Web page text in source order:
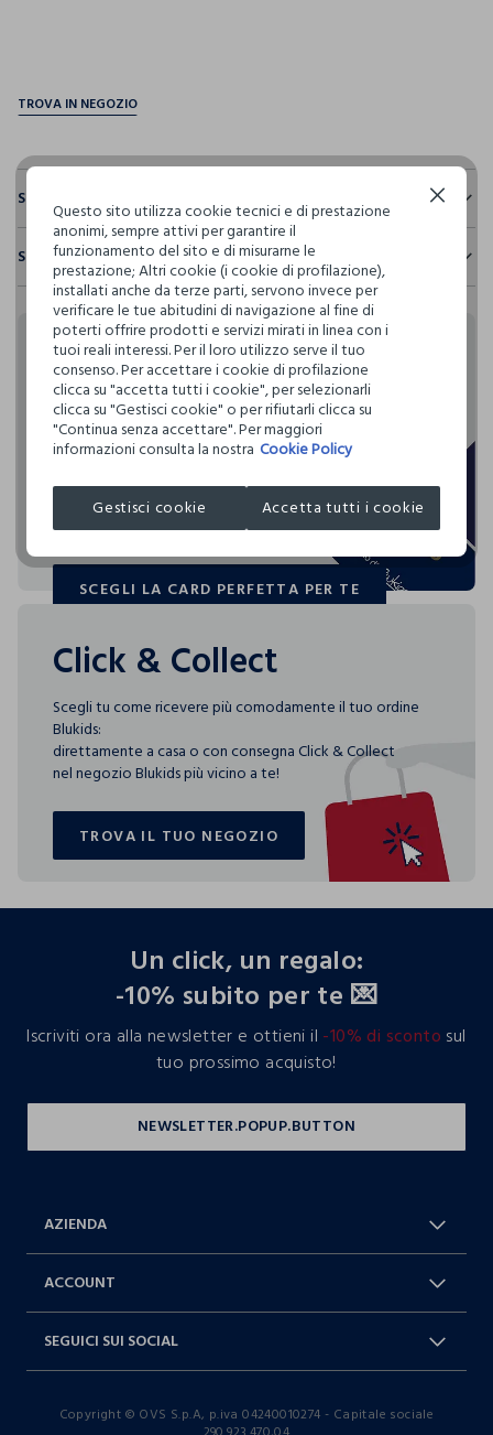
Sostenibilità e trasparenza
Sicurezza
Il 100% dei nostri articoli viene sottoposto a test chimico-
fisici, per verificarne il rispetto dei limiti che abbiamo
definito per l’uso di sostanze chimiche, talvolta anche più
restrittivi rispetto a quelli previsti dalla normativa
internazionale.
Clicca qui per vedere i dettagli
I nostri fornitori
COSNOVA ITALIA SRL
Spedizione e resi
Hai fino a 30 giorni dalla consegna del tuo ordine online per
cambiare idea e restituire i prodotti che hai acquistato.
Rendi speciali i tuoi
acquisti
Blukids card e Blukids Club sono le carte fedeltà che
rendono
speciali i tuoi acquisti: ti aspettano vantaggi, promozioni e
sorprese pensate solo per te tutto l'anno!
SCEGLI LA CARD PERFETTA PER TE
SCEGLI LA CARD PERFETTA PER TE
Click & Collect
Scegli tu come ricevere più comodamente il tuo ordine
Blukids:
direttamente a casa o con consegna Click & Collect
nel negozio Blukids più vicino a te!
TROVA IL TUO NEGOZIO
TROVA IL TUO NEGOZIO
Un click, un regalo:
-10% subito per te 💌
Iscriviti ora alla newsletter e ottieni il -10% di sconto sul
tuo prossimo acquisto!
AZIENDA
Dichiarazione accessibilità
ACCOUNT
9-17)
SEGUICI SUI SOCIAL
TikTok
Copyright © OVS S.p.A, p.iva 04240010274 - Capitale sociale
Questo sito utilizza cookie tecnici e di prestazione
anonimi, sempre attivi per garantire il
funzionamento del sito e di misurarne le
prestazione; Altri cookie (i cookie di profilazione),
installati anche da terze parti, servono invece per
verificare le tue abitudini di navigazione al fine di
poterti offrire prodotti e servizi mirati in linea con i
tuoi reali interessi. Per il loro utilizzo serve il tuo
consenso. Per accettare i cookie di profilazione
clicca su "accetta tutti i cookie", per selezionarli
clicca su "Gestisci cookie" o per rifiutarli clicca su
"Continua senza accettare". Per maggiori
informazioni consulta la nostra Cookie Policy
Gestisci cookie Accetta tutti i cookie
Continua senza accettare